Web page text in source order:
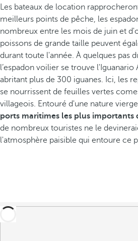
Les bateaux de location
meilleurs points de pêche, les
nombreux entre les mois de juin et
poissons de grande taille peuvent
durant toute l'année. À quelques pas
l’espadon voilier se trouve l'Iguanario
abritant plus de 300 iguanes. Ici, les
se nourrissent de feuilles vertes
villageois. Entouré d'une nature
ports maritimes les plus importants
de nombreux touristes ne le
l'atmosphère paisible qui entoure ce